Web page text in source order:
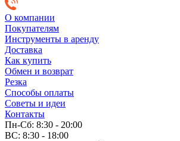
О компании
Покупателям
Инструменты в аренду
Доставка
Как купить
Обмен и возврат
Резка
Способы оплаты
Советы и идеи
Контакты
Пн-Сб: 8:30 - 20:00
ВС: 8:30 - 18:00